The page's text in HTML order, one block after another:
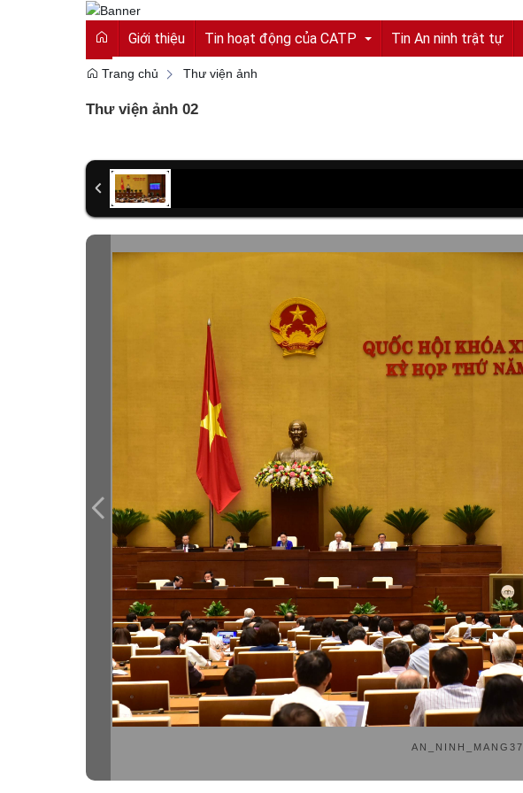
Giới thiệu Tin hoạt động của CATP
Gương người người tốt việc tốt
Tin An ninh trật tự
Trang chủ Thư viện ảnh
Thư viện ảnh 02
AN_NINH_MANG37